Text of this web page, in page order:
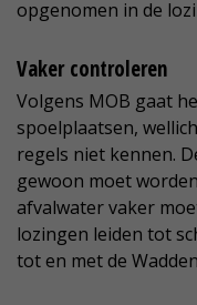
opgenomen in de
Vaker controleren
Volgens MOB gaat
spoelplaatsen,
regels niet kennen.
gewoon moet
afvalwater vaker
lozingen leiden tot
tot en met de